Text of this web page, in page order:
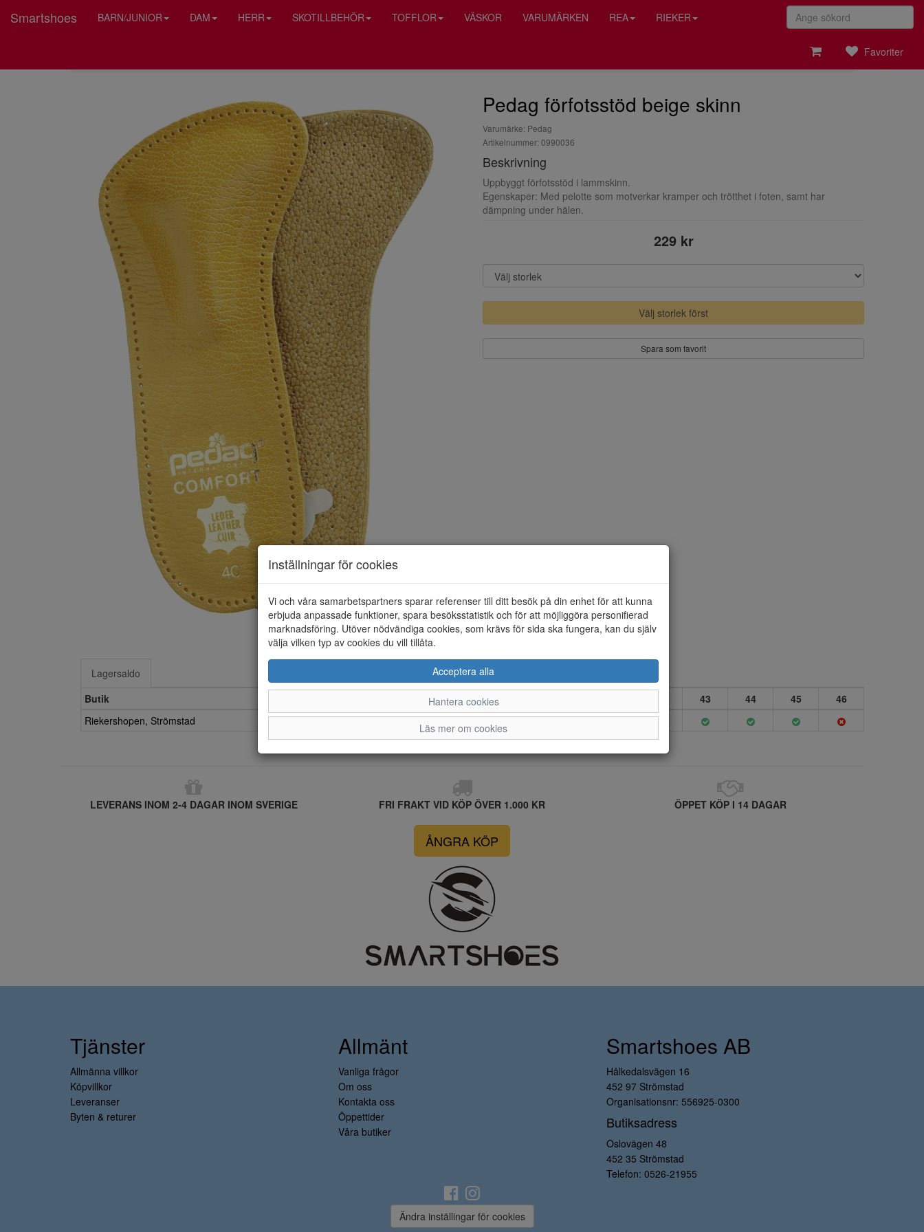
Smartshoes BARN/JUNIOR DAM HERR SKOTILLBEHÖR TOFFLOR VÄSKOR VARUMÄRKEN REA RIEKER
Favoriter
Pedag förfotsstöd beige skinn
Varumärke: Pedag
Artikelnummer: 0990036
Beskrivning
Uppbyggt förfotsstöd i lammskinn.
Egenskaper: Med pelotte som motverkar kramper och trötthet i foten, samt har
dämpning under hälen.
229 kr
Välj storlek först
Spara som favorit
Lagersaldo
Butik
37 38 43 44 45
46
Riekershopen, Strömstad
LEVERANS INOM 2-4 DAGAR INOM SVERIGE FRI FRAKT VID KÖP ÖVER 1.000 KR ÖPPET KÖP I 14 DAGAR
ÅNGRA KÖP
Inställningar för cookies
Vi och våra samarbetspartners sparar referenser till ditt besök på din enhet för att kunna
erbjuda anpassade funktioner, spara besöksstatistik och för att möjliggöra personifierad
marknadsföring. Utöver nödvändiga cookies, som krävs för sida ska fungera, kan du själv
välja vilken typ av cookies du vill tillåta.
Acceptera alla
Hantera cookies
Läs mer om cookies
Tjänster
Allmänna villkor
Köpvillkor
Leveranser
Byten & returer
Allmänt
Vanliga frågor
Om oss
Kontakta oss
Öppettider
Våra butiker
Smartshoes AB
Hålkedalsvägen 16
452 97 Strömstad
Organisationsnr: 556925-0300
Butiksadress
Oslovägen 48
452 35 Strömstad
Telefon: 0526-21955
Ändra inställingar för cookies